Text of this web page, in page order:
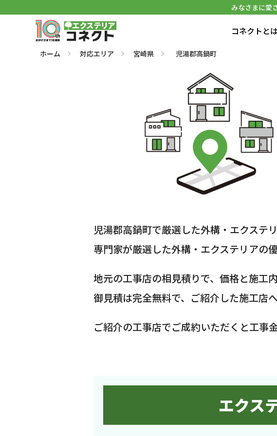
みなさまに愛
コネクトと
ホーム 対応エリア 宮崎県 児湯郡高鍋町
児湯郡高鍋町で厳選した外構・エクステ
専門家が厳選した外構・エクステリアの
地元の工事店の相見積りで、価格と施工
御見積は完全無料で、ご紹介した施工店
ご紹介の工事店でご成約いただくと工事
エクス